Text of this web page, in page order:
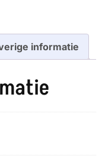
informatie